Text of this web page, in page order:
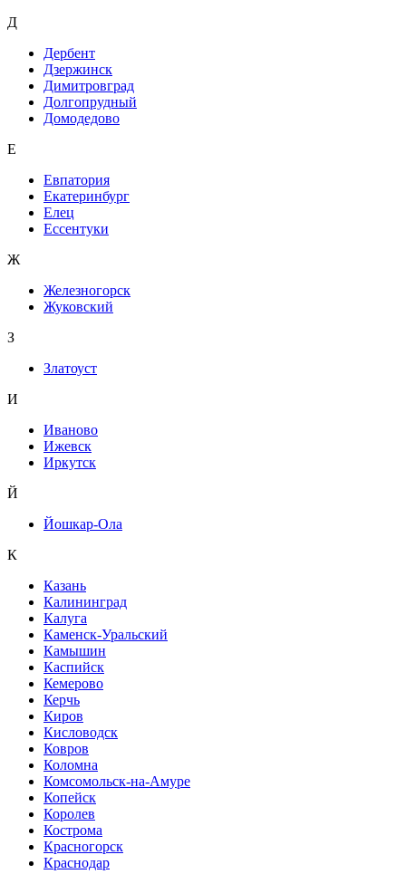
Д
Дербент
Дзержинск
Димитровград
Долгопрудный
Домодедово
Е
Евпатория
Екатеринбург
Елец
Ессентуки
Ж
Железногорск
Жуковский
З
Златоуст
И
Иваново
Ижевск
Иркутск
Й
Йошкар-Ола
К
Казань
Калининград
Калуга
Каменск-Уральский
Камышин
Каспийск
Кемерово
Керчь
Киров
Кисловодск
Ковров
Коломна
Комсомольск-на-Амуре
Копейск
Королев
Кострома
Красногорск
Краснодар